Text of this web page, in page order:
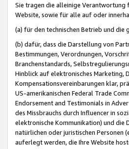
Sie tragen die alleinige Verantwortung
Website, sowie für alle auf oder
(a) für den technischen Betrieb und
(b) dafür, dass die Darstellung von
Bestimmungen, Verordnungen,
Branchenstandards,
Hinblick auf elektronisches Marketing,
Kompensationsvereinbarungen klar,
US-amerikanischen Federal Trade
Endorsement and Testimonials in
des Missbrauchs durch Influencer in
elektronische Kommunikation) und die
natürlichen oder juristischen Personen
auferlegt werden, die Ihre Website